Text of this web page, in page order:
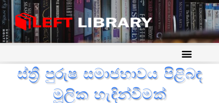
ස්ත්‍රී පුරුෂ සමාජභාවය පිළිබඳ
මූලික හැඳින්වීමක්